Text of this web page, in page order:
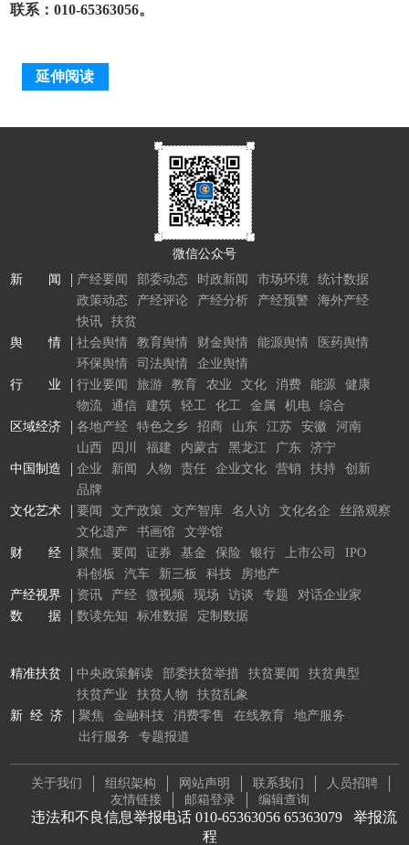
联系：010-65363056。
延伸阅读
微信公众号
新 闻
产经要闻 部委动态 时政新闻 市场环境
统计数据
政策动态
产经评论 产经分析 产经预警
海外产经
快讯
扶贫
舆 情
社会舆情 教育舆情 财金舆情 能源舆情
医药舆情
环保舆情
司法舆情
企业舆情
行 业
行业要闻 旅游 教育 农业 文化 消费 能源
健康
物流
通信 建筑 轻工 化工 金属 机电
综合
区域经济
各地产经 特色之乡 招商 山东 江苏 安徽
河南
山西
四川 福建 内蒙古 黑龙江 广东
济宁
中国制造
企业 新闻 人物 责任 企业文化 营销 扶持
创新
品牌
文化艺术
要闻 文产政策 文产智库 名人访 文化名企
丝路观察
文化遗产
书画馆
文学馆
财 经
聚焦 要闻 证券 基金 保险 银行 上市公司
IPO
科创板
汽车 新三板 科技
房地产
产经视界
资讯 产经 微视频 现场 访谈 专题
对话企业家
数 据
数读先知 标准数据 定制数据
精准扶贫 中央政策解读 部委扶贫举措 扶贫要闻
扶贫典型
扶贫产业
扶贫人物
扶贫乱象
新 经 济
聚焦 金融科技 消费零售 在线教育
地产服务
出行服务
专题报道
关于我们 组织架构 网站声明 联系我们
人员招聘
友情链接
邮箱登录 编辑查询
违法和不良信息举报电话 010-65363056 65363079 举报流
程